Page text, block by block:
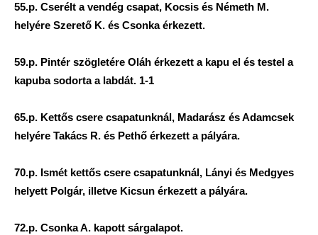
55.p. Cserélt a vendég csapat, Kocsis és Németh M.
helyére Szerető K. és Csonka érkezett.
59.p. Pintér szögletére Oláh érkezett a kapu el és testel a
kapuba sodorta a labdát. 1-1
65.p. Kettős csere csapatunknál, Madarász és Adamcsek
helyére Takács R. és Pethő érkezett a pályára.
70.p. Ismét kettős csere csapatunknál, Lányi és Medgyes
helyett Polgár, illetve Kicsun érkezett a pályára.
72.p. Csonka A. kapott sárgalapot.